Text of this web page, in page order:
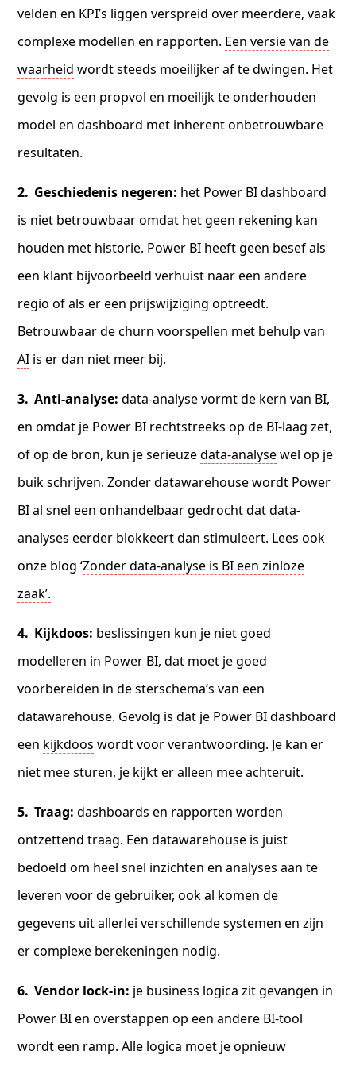
velden en KPI’s liggen verspreid over meerdere, vaak
complexe modellen en rapporten. Een versie van de
waarheid wordt steeds moeilijker af te dwingen. Het
gevolg is een propvol en moeilijk te onderhouden
model en dashboard met inherent onbetrouwbare
resultaten.
Geschiedenis negeren: het Power BI dashboard
is niet betrouwbaar omdat het geen rekening kan
houden met historie. Power BI heeft geen besef als
een klant bijvoorbeeld verhuist naar een andere
regio of als er een prijswijziging optreedt.
Betrouwbaar de churn voorspellen met behulp van
AI is er dan niet meer bij.
Anti-analyse:data-analyse vormt de kern van BI,
en omdat je Power BI rechtstreeks op de BI-laag zet,
of op de bron, kun je serieuzedata-analysewel op je
buik schrijven. Zonder datawarehouse wordt Power
BI al snel een onhandelbaar gedrocht dat data-
analyses eerder blokkeert dan stimuleert. Lees ook
onze blog ‘Zonder data-analyse is BI een zinloze
zaak’.
Kijkdoos: beslissingen kun je niet goed
modelleren in Power BI, dat moet je goed
voorbereiden in de sterschema’s van een
datawarehouse. Gevolg is dat je Power BI dashboard
een kijkdoos wordt voor verantwoording. Je kan er
niet mee sturen, je kijkt er alleen mee achteruit.
Traag:dashboards en rapporten worden
ontzettend traag. Een datawarehouse is juist
bedoeld om heel snel inzichten en analyses aan te
leveren voor de gebruiker, ook al komen de
gegevens uit allerlei verschillende systemen en zijn
er complexe berekeningen nodig.
Vendor lock-in: je business logica zit gevangen in
Power BI en overstappen op een andere BI-tool
wordt een ramp. Alle logica moet je opnieuw